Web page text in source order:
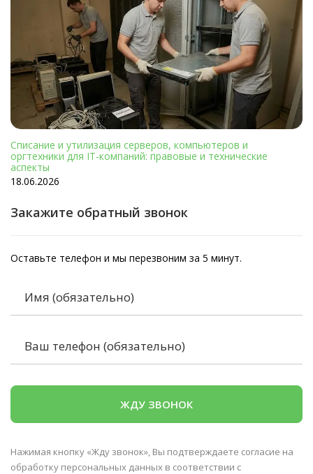
Списание и утилизация серверов, компьютеров и
оргтехники для IT-компаний: правовые и технические
аспекты
18.06.2026
Закажите обратный звонок
Оставьте телефон и мы перезвоним за 5 минут.
Нажимая кнопку «Жду звонок», Вы подтверждаете согласие на
обработку персональных данных в соответствии с